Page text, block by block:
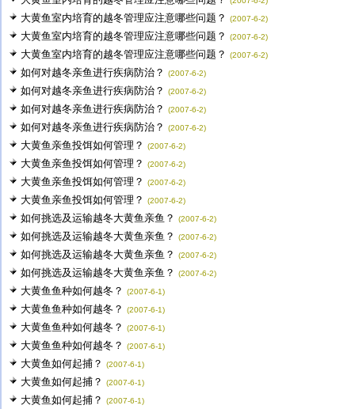
大黄鱼室内培育的越冬管理应注意哪些问题？ (2007-6-2)
大黄鱼室内培育的越冬管理应注意哪些问题？ (2007-6-2)
大黄鱼室内培育的越冬管理应注意哪些问题？ (2007-6-2)
如何对越冬亲鱼进行疾病防治？ (2007-6-2)
如何对越冬亲鱼进行疾病防治？ (2007-6-2)
如何对越冬亲鱼进行疾病防治？ (2007-6-2)
如何对越冬亲鱼进行疾病防治？ (2007-6-2)
大黄鱼亲鱼投饵如何管理？ (2007-6-2)
大黄鱼亲鱼投饵如何管理？ (2007-6-2)
大黄鱼亲鱼投饵如何管理？ (2007-6-2)
大黄鱼亲鱼投饵如何管理？ (2007-6-2)
如何挑选及运输越冬大黄鱼亲鱼？ (2007-6-2)
如何挑选及运输越冬大黄鱼亲鱼？ (2007-6-2)
如何挑选及运输越冬大黄鱼亲鱼？ (2007-6-2)
如何挑选及运输越冬大黄鱼亲鱼？ (2007-6-2)
大黄鱼鱼种如何越冬？ (2007-6-1)
大黄鱼鱼种如何越冬？ (2007-6-1)
大黄鱼鱼种如何越冬？ (2007-6-1)
大黄鱼鱼种如何越冬？ (2007-6-1)
大黄鱼如何起捕？ (2007-6-1)
大黄鱼如何起捕？ (2007-6-1)
大黄鱼如何起捕？ (2007-6-1)